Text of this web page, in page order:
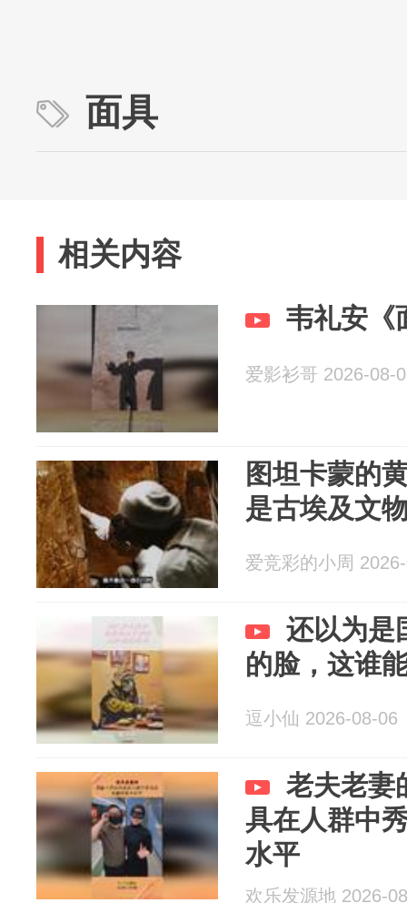
面具
相关内容
韦礼安《
爱影衫哥 2026-08-
图坦卡蒙的
是古埃及文
爱竞彩的小周
还以为是
的脸，这谁
逗小仙 2026-08-06
老夫老妻
具在人群中
水平
欢乐发源地 2026-